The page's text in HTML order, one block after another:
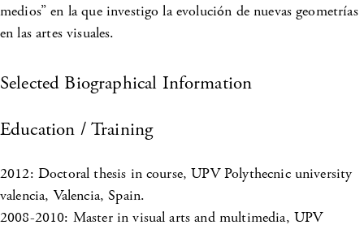
medios” en la que investigo la evolución de nuevas geometrías
en las artes visuales.
Selected Biographical Information
Education / Training
2012: Doctoral thesis in course, UPV Polythecnic university
valencia, Valencia, Spain.
2008-2010: Master in visual arts and multimedia, UPV